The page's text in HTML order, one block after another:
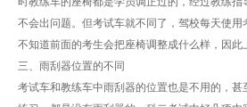
不会出问题。但考试车就不同了，驾校每天使
不知道前面的考生会把座椅调整成什么样，因
三、雨刮器位置的不同
考试车和教练车中雨刮器的位置也是不用的，